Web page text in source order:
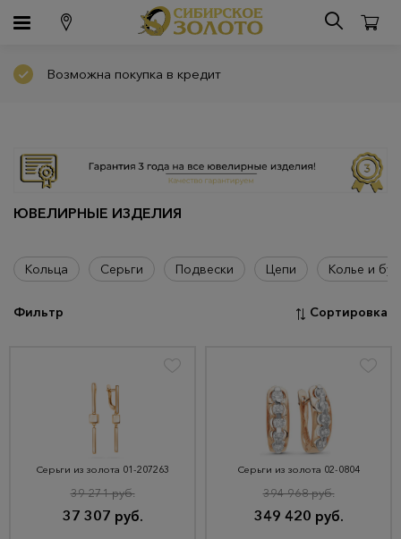
Возможна покупка в кредит
ЮВЕЛИРНЫЕ ИЗДЕЛИЯ
Кольца Серьги Подвески Цепи Колье и
Фильтр Сортировка
Серьги из золота 01-207263
37 307 руб.
39 271 руб.
Серьги из золота 02-0804
349 420 руб.
394 968 руб.